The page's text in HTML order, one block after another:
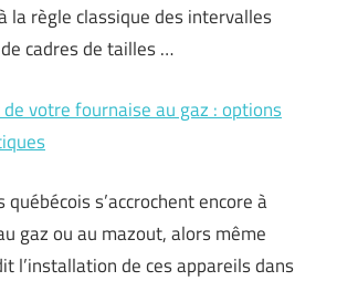
la règle classique des intervalles
de cadres de tailles …
votre fournaise au gaz : options
s’accrochent encore à
gaz ou au mazout, alors même
l’installation de ces appareils dans